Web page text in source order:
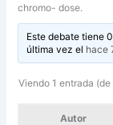
chromo- dose.
Este debate tiene
última vez el hace
Viendo 1 entrada
Autor